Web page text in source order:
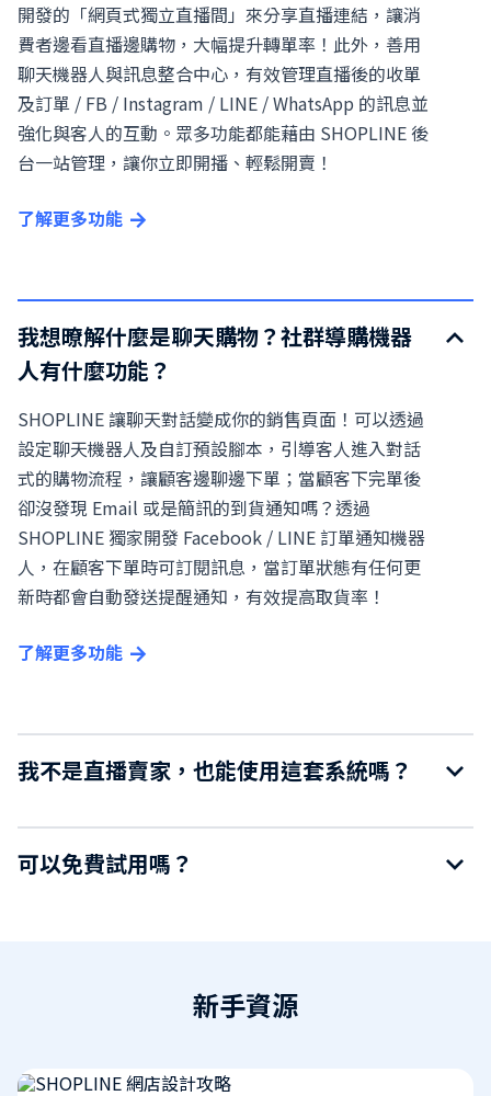
開發的「網頁式獨立直播間」來分享直播連結，讓消
費者邊看直播邊購物，大幅提升轉單率！此外，善用
聊天機器人與訊息整合中心，有效管理直播後的收單
及訂單 / FB / Instagram / LINE / WhatsApp 的訊息並
強化與客人的互動。眾多功能都能藉由 SHOPLINE 後
台一站管理，讓你立即開播、輕鬆開賣！
了解更多功能
我想暸解什麼是聊天購物？社群導購機器
人有什麼功能？
SHOPLINE 讓聊天對話變成你的銷售頁面！可以透過
設定聊天機器人及自訂預設腳本，引導客人進入對話
式的購物流程，讓顧客邊聊邊下單；當顧客下完單後
卻沒發現 Email 或是簡訊的到貨通知嗎？透過
SHOPLINE 獨家開發 Facebook / LINE 訂單通知機器
人，在顧客下單時可訂閱訊息，當訂單狀態有任何更
新時都會自動發送提醒通知，有效提高取貨率！
了解更多功能
我不是直播賣家，也能使用這套系統嗎？
可以免費試用嗎？
新手資源